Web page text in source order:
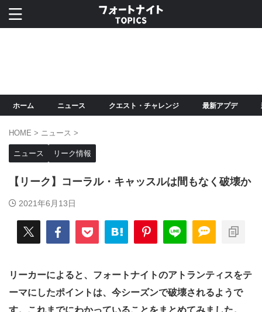
ホーム ニュース クエスト・チャレンジ 最新アプデ
HOME > ニュース >
ニュース リーク情報
【リーク】コーラル・キャッスルは間もなく破壊か
2021年6月13日
リーカーによると、フォートナイトのアトランティスをテ
ーマにしたポイントは、今シーズンで破壊されるようで
す。これまでにわかっていることをまとめてみました。